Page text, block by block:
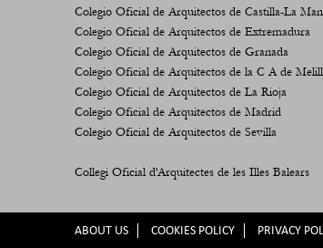
Colegio Oficial de Arquitectos de Castilla-La
Colegio Oficial de Arquitectos de Extremadura
Colegio Oficial de Arquitectos de Granada
Colegio Oficial de Arquitectos de la C A de
Colegio Oficial de Arquitectos de La Rioja
Colegio Oficial de Arquitectos de Madrid
Colegio Oficial de Arquitectos de Sevilla
Collegi Oficial d'Arquitectes de les Illes Balears
ABOUT US COOKIES POLICY PRIVACY